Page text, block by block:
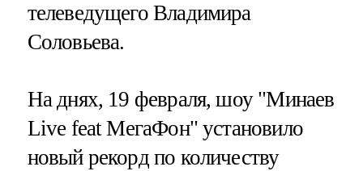
телеведущего Владимира
Соловьева.
На днях, 19 февраля, шоу "Минаев
Live feat МегаФон" установило
новый рекорд по количеству